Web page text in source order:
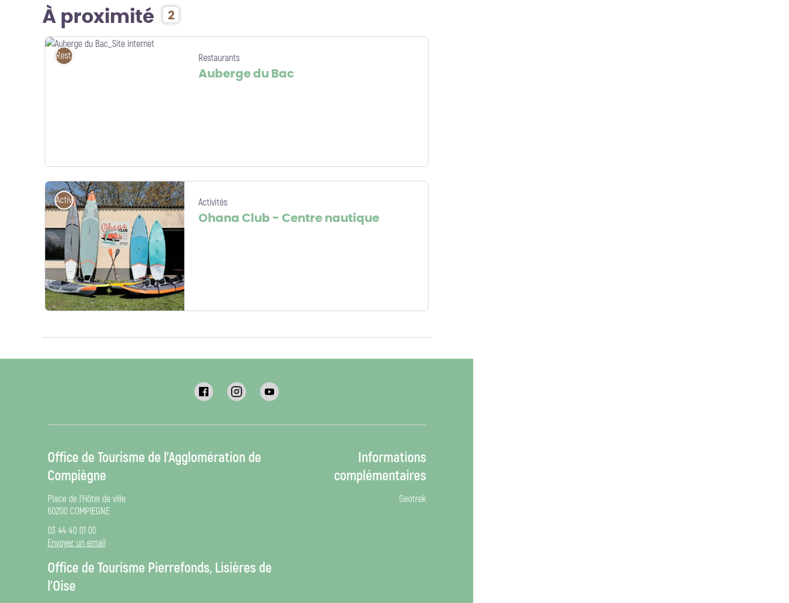
À proximité 2
Restaurants Restaurants
Auberge du Bac
Activités Activités
Ohana Club - Centre nautique
Office de Tourisme de l’Agglomération de
Compiègne
Place de l’Hôtel de ville
60200 COMPIEGNE
03 44 40 01 00
Envoyer un email
Office de Tourisme Pierrefonds, Lisières de
l’Oise
Informations
complémentaires
Geotrek